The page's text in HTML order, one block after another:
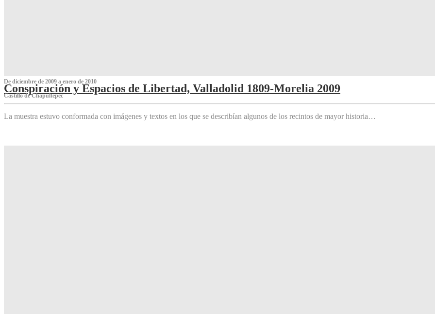
De diciembre de 2009 a enero de 2010
Conspiración y Espacios de Libertad, Valladolid 1809-Morelia 2009
Castillo de Chapultepec
La muestra estuvo conformada con imágenes y textos en los que se describían algunos de los recintos de mayor historia…